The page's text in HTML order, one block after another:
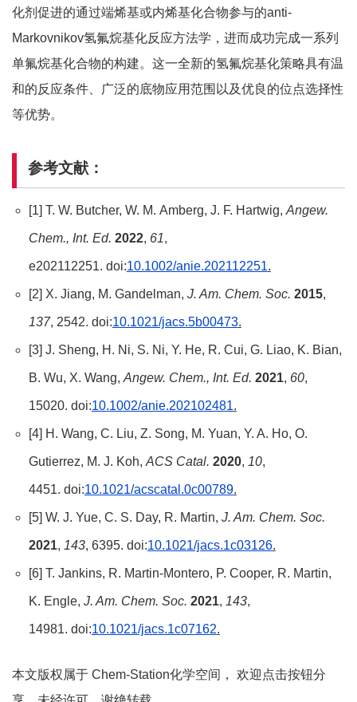
化剂促进的通过端烯基或内烯基化合物参与的anti-
Markovnikov氢氟烷基化反应方法学，进而成功完成一系列
单氟烷基化合物的构建。这一全新的氢氟烷基化策略具有温
和的反应条件、广泛的底物应用范围以及优良的位点选择性
等优势。
参考文献：
[1] T. W. Butcher, W. M. Amberg, J. F. Hartwig, Angew.
Chem., Int. Ed. 2022, 61,
e202112251. doi:10.1002/anie.202112251.
[2] X. Jiang, M. Gandelman, J. Am. Chem. Soc. 2015,
137, 2542. doi:10.1021/jacs.5b00473.
[3] J. Sheng, H. Ni, S. Ni, Y. He, R. Cui, G. Liao, K. Bian,
B. Wu, X. Wang, Angew. Chem., Int. Ed. 2021, 60,
15020. doi:10.1002/anie.202102481.
[4] H. Wang, C. Liu, Z. Song, M. Yuan, Y. A. Ho, O.
Gutierrez, M. J. Koh, ACS Catal. 2020, 10,
4451. doi:10.1021/acscatal.0c00789.
[5] W. J. Yue, C. S. Day, R. Martin, J. Am. Chem. Soc.
2021, 143, 6395. doi:10.1021/jacs.1c03126.
[6] T. Jankins, R. Martin-Montero, P. Cooper, R. Martin,
K. Engle, J. Am. Chem. Soc. 2021, 143,
14981. doi:10.1021/jacs.1c07162.
本文版权属于 Chem-Station化学空间， 欢迎点击按钮分